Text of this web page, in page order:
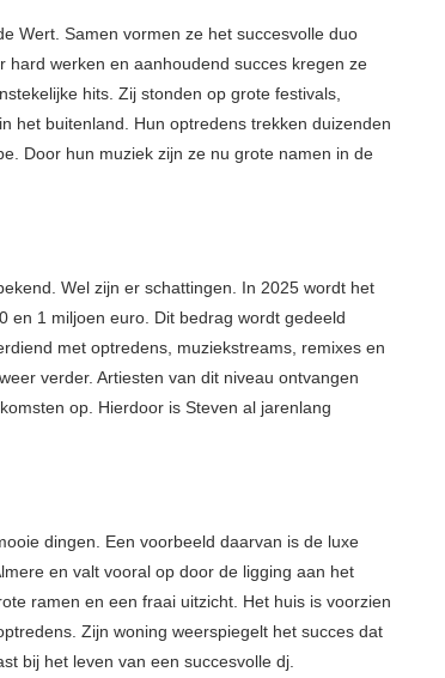
Wert. Samen vormen ze het succesvolle duo
hard werken en aanhoudend succes kregen ze
hits. Zij stonden op grote festivals,
het buitenland. Hun optredens trekken duizenden
Door hun muziek zijn ze nu grote namen in de
Wel zijn er schattingen. In 2025 wordt het
en 1 miljoen euro. Dit bedrag wordt gedeeld
met optredens, muziekstreams, remixes en
verder. Artiesten van dit niveau ontvangen
op. Hierdoor is Steven al jarenlang
dingen. Een voorbeeld daarvan is de luxe
en valt vooral op door de ligging aan het
ramen en een fraai uitzicht. Het huis is voorzien
Zijn woning weerspiegelt het succes dat
bij het leven van een succesvolle dj.